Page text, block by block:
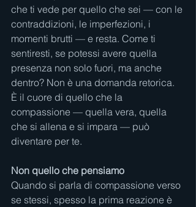
che ti vede per quello che sei — con le
contraddizioni, le imperfezioni, i
momenti brutti — e resta. Come ti
sentiresti, se potessi avere quella
presenza non solo fuori, ma anche
dentro? Non è una domanda retorica.
È il cuore di quello che la
compassione — quella vera, quella
che si allena e si impara — può
diventare per te.
Non quello che pensiamo
Quando si parla di compassione verso
se stessi, spesso la prima reazione è